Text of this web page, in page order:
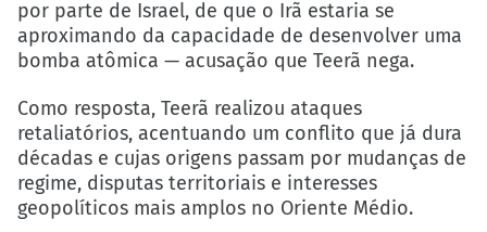
por parte de Israel, de que o Irã estaria se
aproximando da capacidade de desenvolver uma
bomba atômica — acusação que Teerã nega.
Como resposta, Teerã realizou ataques
retaliatórios, acentuando um conflito que já dura
décadas e cujas origens passam por mudanças de
regime, disputas territoriais e interesses
geopolíticos mais amplos no Oriente Médio.